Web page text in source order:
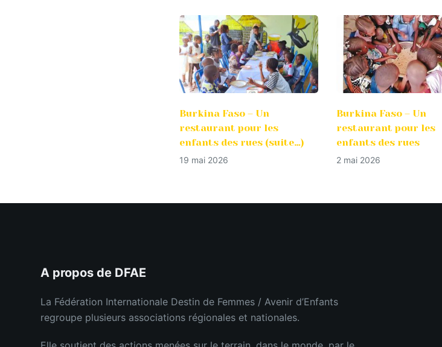
Burkina Faso – Un
restaurant pour les
enfants des rues (suite…)
19 mai 2026
Burkina Faso – Un
restaurant pour les
enfants des rues
2 mai 2026
A propos de DFAE
La Fédération Internationale Destin de Femmes / Avenir d’Enfants
regroupe plusieurs associations régionales et nationales.